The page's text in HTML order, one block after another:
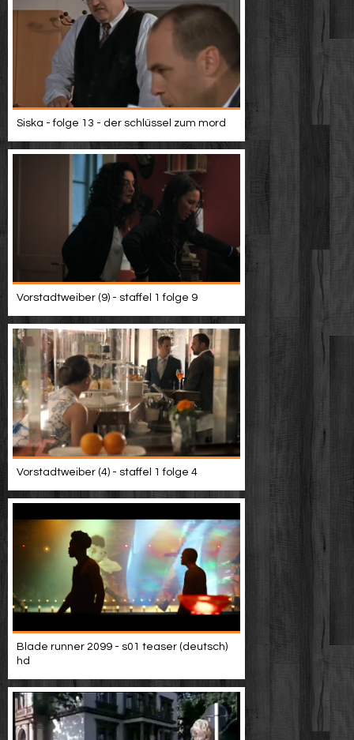
Siska - folge 13 - der schlüssel zum mord
Vorstadtweiber (9) - staffel 1 folge 9
Vorstadtweiber (4) - staffel 1 folge 4
Blade runner 2099 - s01 teaser (deutsch)
hd